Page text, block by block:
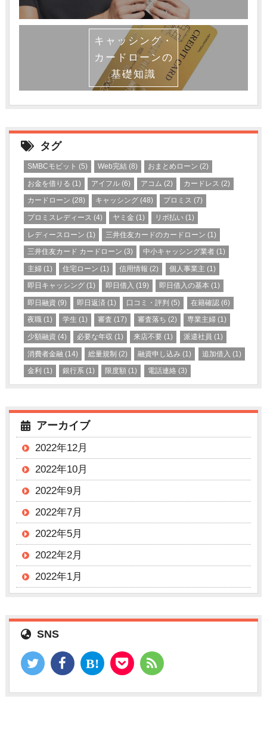
キャッシング・
カードローンの
基礎知識
タグ
SMBCモビット (5) Web完結 (8) おまとめローン (2)
お金を借りる (1) アイフル (6) アコム (2) カードレス (2)
カードローン (28) キャッシング (48) プロミス (7)
プロミスレディース (4) ヤミ金 (1) リボ払い (1)
レディースローン (1) 三井住友カードのカードローン (1)
三井住友カード カードローン (3) 中小キャッシング業者 (1)
主婦 (1) 住宅ローン (1) 信用情報 (2) 個人事業主 (1)
即日キャッシング (1) 即日借入 (19) 即日借入の基本 (1)
即日融資 (9) 即日返済 (1) 口コミ・評判 (5) 在籍確認(6)
夜職 (1) 学生 (1) 審査 (17) 審査落ち (2) 専業主婦(1)
少額融資 (4) 必要な年収 (1) 来店不要 (1) 派遣社員 (1)
消費者金融 (14) 総量規制 (2) 融資申し込み (1) 追加借入 (1)
金利 (1) 銀行系 (1) 限度額 (1) 電話連絡(3)
アーカイブ
2022年12月
2022年10月
2022年9月
2022年7月
2022年5月
2022年2月
2022年1月
SNS